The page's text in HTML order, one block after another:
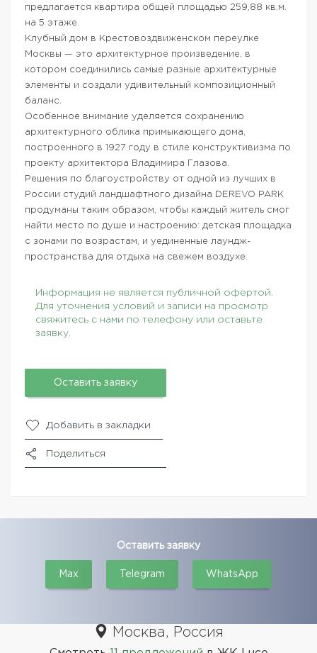
предлагается квартира общей площадью 259,88 кв.м.
на 5 этаже.
Клубный дом в Крестовоздвиженском переулке
Москвы — это архитектурное произведение, в
котором соединились самые разные архитектурные
элементы и создали удивительный композиционный
баланс.
Особенное внимание уделяется сохранению
архитектурного облика примыкающего дома,
построенного в 1927 году в стиле конструктивизма по
проекту архитектора Владимира Глазова.
Решения по благоустройству от одной из лучших в
России студий ландшафтного дизайна DEREVO PARK
продуманы таким образом, чтобы каждый житель смог
найти место по душе и настроению: детская площадка
с зонами по возрастам, и уединенные лаундж-
пространства для отдыха на свежем воздухе.
Информация не является публичной офертой.
Для уточнения условий и записи на просмотр
свяжитесь с нами по телефону или оставьте
заявку.
Оставить заявку
Добавить в закладки
Поделиться
Оставить заявку
Max Telegram WhatsApp
Москва, Россия